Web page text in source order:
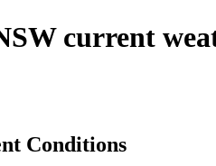
current
Conditions